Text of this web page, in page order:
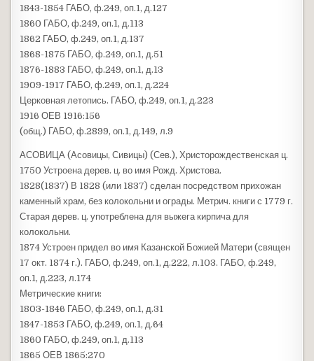
1843-1854 ГАБО, ф.249, оп.1, д.127
1860 ГАБО, ф.249, оп.1, д.113
1862 ГАБО, ф.249, оп.1, д.137
1868-1875 ГАБО, ф.249, оп.1, д.51
1876-1883 ГАБО, ф.249, оп.1, д.13
1909-1917 ГАБО, ф.249, оп.1, д.224
Церковная летопись. ГАБО, ф.249, оп.1, д.223
1916 ОЕВ 1916:156
(общ.) ГАБО, ф.2899, оп.1, д.149, л.9
АСОВИЦА (Асовицы, Сивицы) (Сев.), Христорождественская ц.
1750 Устроена дерев. ц. во имя Рожд. Христова.
1828(1837) В 1828 (или 1837) сделан посредством прихожан
каменный храм, без колокольни и ограды. Метрич. книги с 1779 г.
Старая дерев. ц. употреблена для выжега кирпича для
колокольни.
1874 Устроен придел во имя Казанской Божией Матери (священ
17 окт. 1874 г.). ГАБО, ф.249, оп.1, д.222, л.103. ГАБО, ф.249,
оп.1, д.223, л.174
Метрические книги:
1803-1846 ГАБО, ф.249, оп.1, д.31
1847-1853 ГАБО, ф.249, оп.1, д.64
1860 ГАБО, ф.249, оп.1, д.113
1865 ОЕВ 1865:270